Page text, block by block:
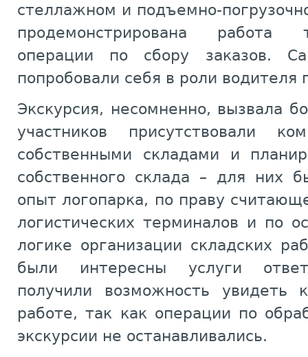
стеллажном и подъемно-
продемонстрирована работа
операции по сбору заказов.
попробовали себя в роли водителя
Экскурсия, несомненно, вызвала
участников присутствовали
собственными складами и
собственного склада – для них
опыт логопарка, по праву
логистических терминалов и по
логике организации складских
были интересны услуги
получили возможность увидеть
работе, так как операции по
экскурсии не останавливались.